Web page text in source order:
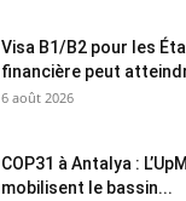
Visa B1/B2 pour les
financière peut
6 août 2026
COP31 à Antalya :
mobilisent le bassin...